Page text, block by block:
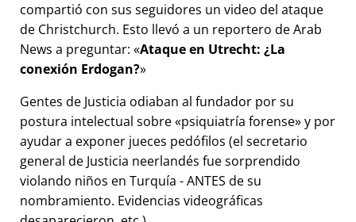
compartió con sus seguidores un video del ataque
de Christchurch. Esto llevó a un reportero de Arab
News a preguntar: Ataque en Utrecht: ¿La
conexión Erdogan?
Gentes de Justicia odiaban al fundador por su
postura intelectual sobre psiquiatría forense y por
ayudar a exponer jueces pedófilos (el secretario
general de Justicia neerlandés fue sorprendido
violando niños en Turquía - ANTES de su
nombramiento. Evidencias videográficas